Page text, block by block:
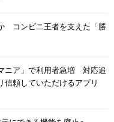
コンビニ王者を支えた「勝
ニア」で利用者急増 対応追
頼していただけるアプリ